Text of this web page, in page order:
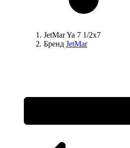
JetMar Ya 7 1/2х7
Бренд JetMar